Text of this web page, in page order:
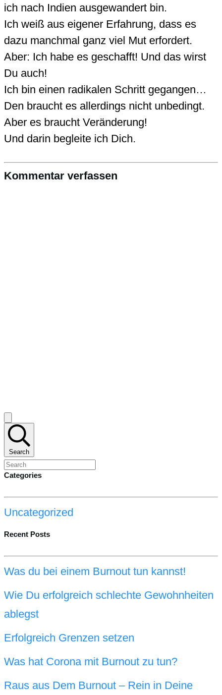
ich nach Indien ausgewandert bin.
Ich weiß aus eigener Erfahrung, dass es
dazu manchmal ganz viel Mut erfordert.
Aber: Ich habe es geschafft! Und das wirst
Du auch!
Ich bin einen radikalen Schritt gegangen…
Den braucht es allerdings nicht unbedingt.
Aber es braucht Veränderung!
Und darin begleite ich Dich.
Kommentar verfassen
Search
Categories
Uncategorized
Recent Posts
Was du bei einem Burnout tun kannst!
Wie Du erfolgreich schlechte Gewohnheiten
ablegst
Erfolgreich Grenzen setzen
Was hat Corona mit Burnout zu tun?
Raus aus Dem Burnout – Rein in Deine